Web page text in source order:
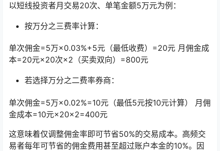
以短线投资者月交易20次、单笔金额5万元为例：
按万分之三费率计算：
单次佣金=5万×0.03%+5元（最低收费）=20元 月佣金成
本=20元×20次×2（买卖双向）=800元
若选择万分之二费率券商：
单次佣金=5万×0.02%=10元（最低5元按10元计算） 月佣
金成本=10元×20×2=400元
这意味着仅调整佣金率即可节省50%的交易成本。高频交
易者每年可节省的佣金费用甚至超过账户本金的10%。因